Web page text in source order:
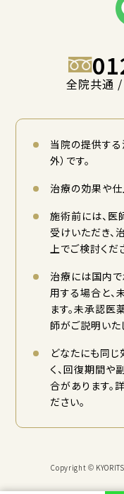
全院共通
当院の提供す
外）です。
治療の効果や仕
施術前には、医
受けいただき、
上でご検討くだ
治療には国内
用する場合と、
ます。未承認医
師がご説明いた
どなたにも同
く、回復期間や
合があります。
ださい。
Copyright ©